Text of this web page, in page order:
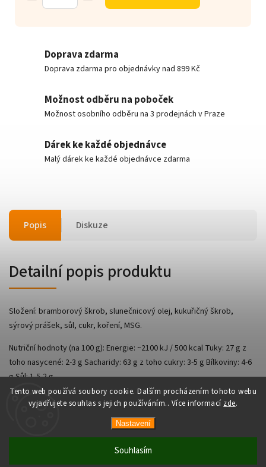
Tento web používá soubory cookie. Dalším procházením tohoto webu
vyjadřujete souhlas s jejich používáním.. Více informací zde.
Nastavení
Souhlasím
Doprava zdarma
Doprava zdarma pro objednávky nad 899 Kč
Možnost odběru na poboček
Možnost osobního odběru na 3 prodejnách v Praze
Dárek ke každé objednávce
Malý dárek ke každé objednávce zdarma
Popis Diskuze
Detailní popis produktu
Složení: bramborový škrob, slunečnicový olej, kukuřičný škrob,
sýrový prášek, sůl, cukr, koření, MSG.
Nutriční hodnoty (na 100 g): Energie: ~2100 kJ / 500 kcal Tuky: 27 g z
toho nasycené: 2-3 g Sacharidy: 63 g z toho cukry: 3-5 g Bílkoviny: 4-6
g Sůl: 1,5-2 g
AsianShop
VytvořilShoptet | Design